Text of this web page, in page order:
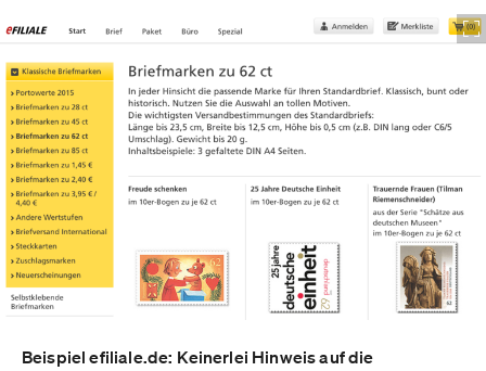
Beispiel efiliale.de: Keinerlei Hinweis auf die